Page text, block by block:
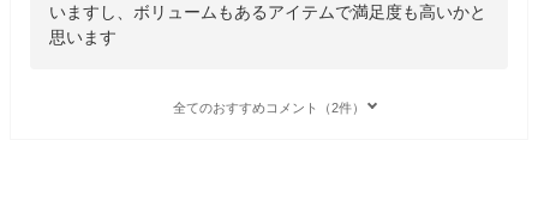
いますし、ボリュームもあるアイテムで満足度も高いかと
思います
全てのおすすめコメント（2件）